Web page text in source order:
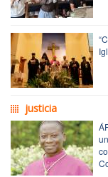
justicia